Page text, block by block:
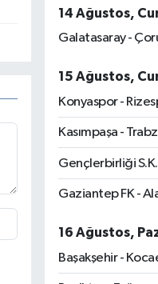
14 Ağustos,
Galatasaray -
15 Ağustos,
Konyaspor -
Kasımpaşa -
Gençlerbirliği
Gaziantep FK -
16 Ağustos,
Başakşehir -